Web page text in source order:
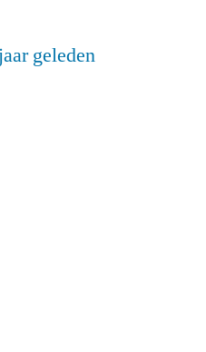
geleden